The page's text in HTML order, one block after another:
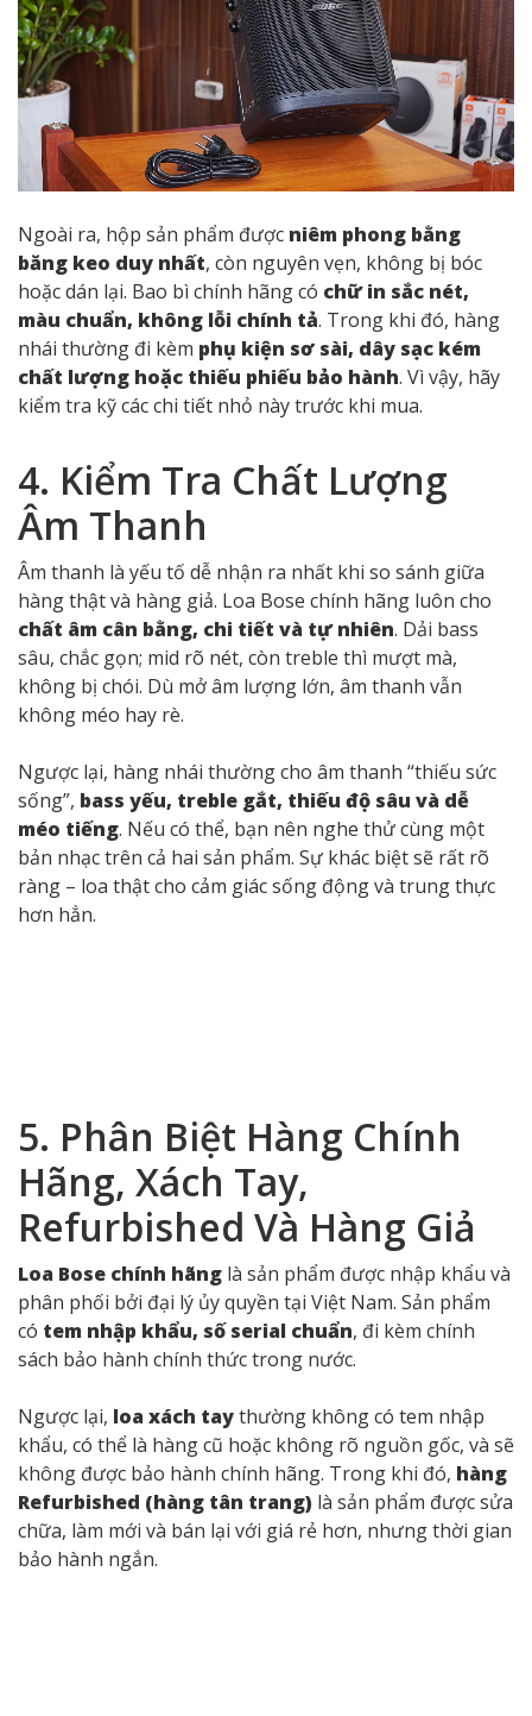
3. Kiểm Tra Phụ Kiện Đi
Kèm
Phụ kiện đi kèm cũng là yếu tố quan trọng giúp bạn
nhận biết hàng thật. Một bộ loa Bose chính hãng sẽ có
đầy đủ phụ kiện chuẩn gồm cáp sạc, dây kết nối,
sách hướng dẫn và phiếu bảo hànhcó mã serial rõ
ràng.
băng keo duy nhất , còn nguyên vẹn, không bị bóc
hoặc dán lại. Bao bì chính hãng cóchữ in sắc nét,
màu chuẩn, không lỗi chính tả. Trong khi đó, hàng
nhái thường đi kèm phụ kiện sơ sài, dây sạc kém
chất lượng hoặc thiếu phiếu bảo hành . Vì vậy, hãy
kiểm tra kỹ các chi tiết nhỏ này trước khi mua.
chất âm cân bằng, chi tiết và tự nhiên. Dải bass
sâu, chắc gọn; mid rõ nét, còn treble thì mượt mà,
không bị chói. Dù mở âm lượng lớn, âm thanh vẫn
không méo hay rè.
Ngược lại, hàng nhái thường cho âm thanh “thiếu sức
sống”,bass yếu, treble gắt, thiếu độ sâu và dễ
méo tiếng. Nếu có thể, bạn nên nghe thử cùng một
bản nhạc trên cả hai sản phẩm. Sự khác biệt sẽ rất rõ
hơn hẳn.